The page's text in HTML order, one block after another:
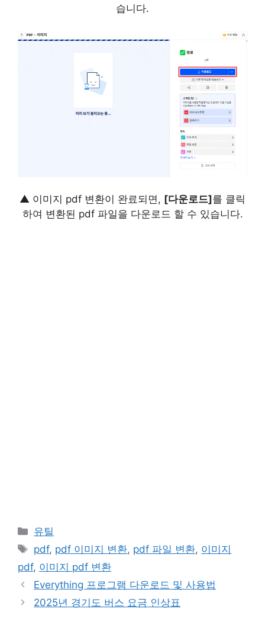
습니다.
▲ 이미지 pdf 변환이 완료되면, [다운로드]를 클릭
하여 변환된 pdf 파일을 다운로드 할 수 있습니다.
카
고
리
유틸
태
그
pdf, pdf 이미지 변환, pdf 파일 변환, 이미지
pdf, 이미지 pdf 변환
Everything 프로그램 다운로드 및 사용법
2025년 경기도 버스 요금 인상표